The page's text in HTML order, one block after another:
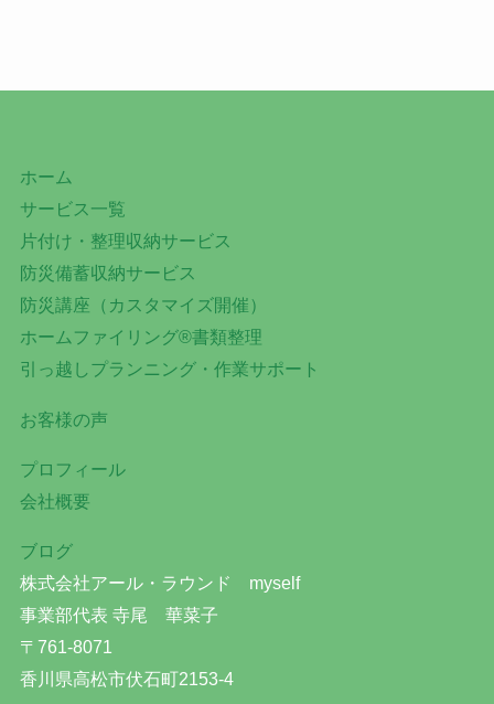
ホーム
サービス一覧
片付け・整理収納サービス
防災備蓄収納サービス
防災講座（カスタマイズ開催）
ホームファイリング®書類整理
引っ越しプランニング・作業サポート
お客様の声
プロフィール
会社概要
ブログ
株式会社アール・ラウンド myself
事業部代表 寺尾 華菜子
〒761-8071
香川県高松市伏石町2153-4